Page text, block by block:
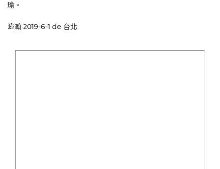
瑜。
暐瀚 2019-6-1 de 台北